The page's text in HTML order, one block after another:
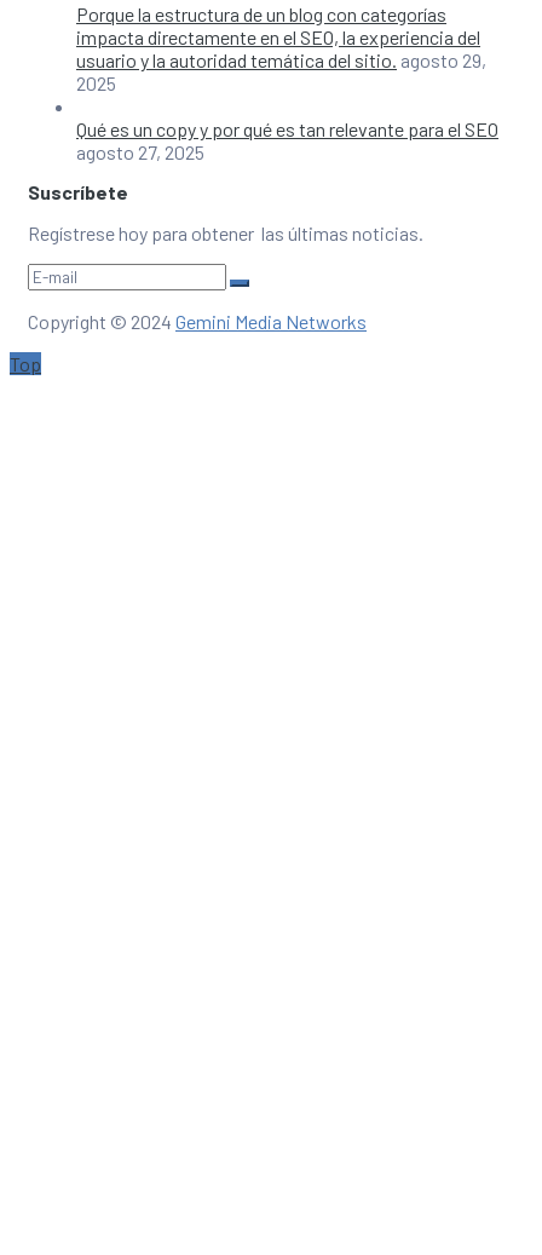
Porque la estructura de un blog con categorías
impacta directamente en el SEO, la experiencia del
usuario y la autoridad temática del sitio. agosto 29,
2025
Qué es un copy y por qué es tan relevante para el SEO
agosto 27, 2025
Suscríbete
Regístrese hoy para obtener las últimas noticias.
Copyright © 2024 Gemini Media Networks
Top